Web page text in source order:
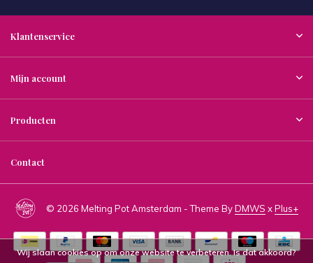
Klantenservice
Mijn account
Producten
Contact
© 2026 Melting Pot Amsterdam - Theme ByDMWS xPlus+
Wij slaan cookies op om onze website te verbeteren. Is dat akkoord?